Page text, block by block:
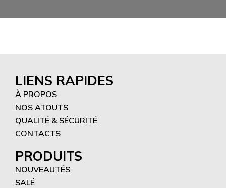
LIENS RAPIDES
À PROPOS
NOS ATOUTS
QUALITÉ & SÉCURITÉ
CONTACTS
PRODUITS
NOUVEAUTÉS
SALÉ